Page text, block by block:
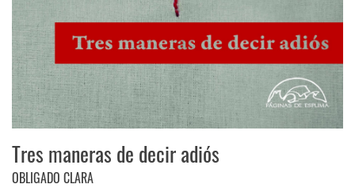
Tres maneras de decir adiós
OBLIGADO CLARA